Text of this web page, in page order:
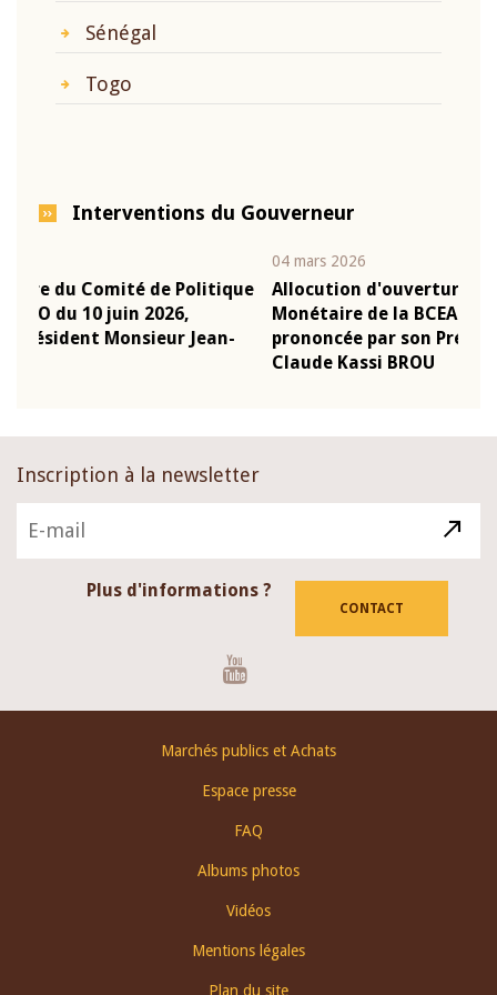
Sénégal
Togo
Interventions du Gouverneur
Allocution d'ouverture du Comité de Politique
Monétaire de la BCEAO du 4 mars 2026,
prononcée par son Président Monsieur Jean-
Inscription à la newsletter
Plus d'informations ?
CONTACT
Marchés publics et Achats
Espace presse
FAQ
Albums photos
Vidéos
Mentions légales
Plan du site